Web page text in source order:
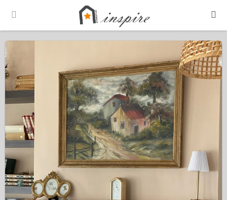
Português Español